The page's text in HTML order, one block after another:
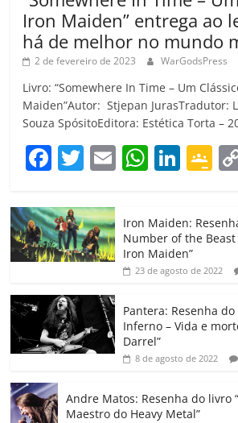
Iron Maiden” entrega ao
há de melhor no mundo
2 de fevereiro de 2023 WarGodsPress
Livro: “Somewhere In Time – Um
Maiden”Autor: Stjepan JurasTradutor:
Souza SpósitoEditora: Estética Torta –
F
c
e
b
o
o
k
T
itt
er
E W
at
s
A
p
Li
e
dI
G
gl
e
Cl
a
ss
ro
o
Iron Maiden:
Number of the Beast
Iron Maiden”
23 de agosto de 2022
Pantera: Resenha
Inferno – Vida e
Darrel”
8 de agosto de 2022
Andre Matos: Resenha do livro
Maestro do Heavy Metal”